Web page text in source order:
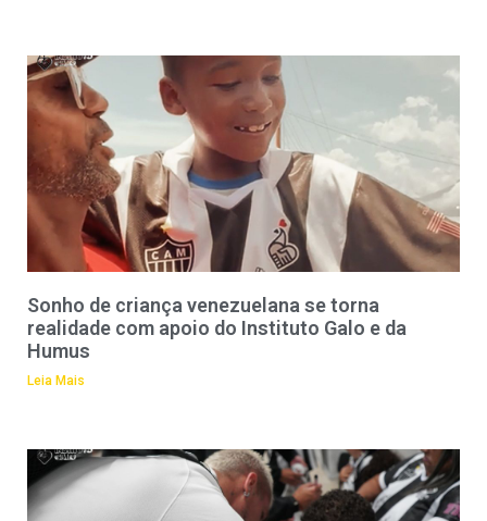
Sonho de criança venezuelana se torna
realidade com apoio do Instituto Galo e da
Humus
Leia Mais